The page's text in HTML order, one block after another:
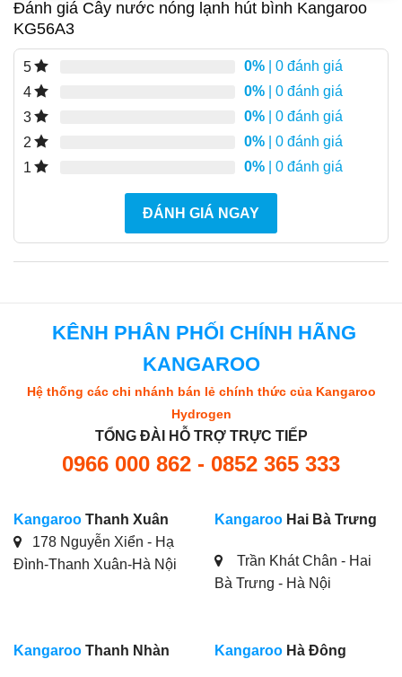
Đánh giá Cây nước nóng lạnh hút bình Kangaroo
KG56A3
5 0% | 0 đánh giá
4
0% | 0 đánh giá
3
0% | 0 đánh giá
2
0% | 0 đánh giá
1
0% | 0 đánh giá
ĐÁNH GIÁ NGAY
KÊNH PHÂN PHỐI CHÍNH HÃNG
KANGAROO
Hệ thống các chi nhánh bán lẻ chính thức của Kangaroo
Hydrogen
TỔNG ĐÀI HỖ TRỢ TRỰC TIẾP
0966 000 862 - 0852 365 333
Kangaroo Thanh Xuân
178 Nguyễn Xiển - Hạ
Đình-Thanh Xuân-Hà Nội
Kangaroo Hai Bà Trưng
Trần Khát Chân - Hai
Bà Trưng - Hà Nội
Kangaroo Thanh Nhàn Kangaroo Hà Đông